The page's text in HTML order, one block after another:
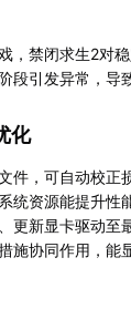
，禁闭求生2对
段引发异常，导
化
件，可自动校正
统资源能提升性
更新显卡驱动至
施协同作用，能